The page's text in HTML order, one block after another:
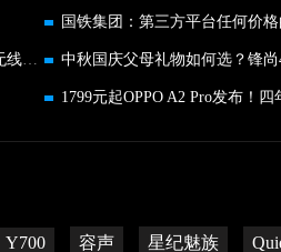
国铁集团：第三方平台任何价
全新无损音质标准L2HC发布 华为FreeBuds Pro 3引领无线音频革命 中秋国庆父母礼物如何选？锋
1799元起OPPO A2 Pro发布！
Y700 容声 星纪魅族